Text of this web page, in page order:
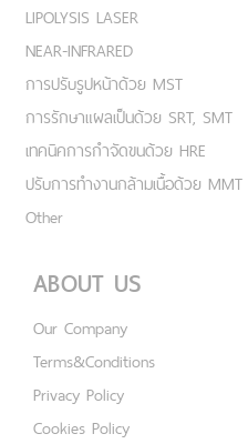
LIPOLYSIS LASER
NEAR-INFRARED
การปรับรูปหน้าด้วย MST
การรักษาแผลเป็นด้วย SRT, SMT
เทคนิคการกำจัดขนด้วย HRE
ปรับการทำงานกล้ามเนื้อด้วย MMT
Other
ABOUT US
Our Company
Terms&Conditions
Privacy Policy
Cookies Policy